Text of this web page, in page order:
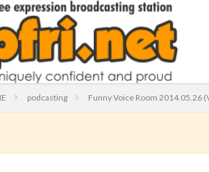
podcasting Funny Voice Room 2014.05.26